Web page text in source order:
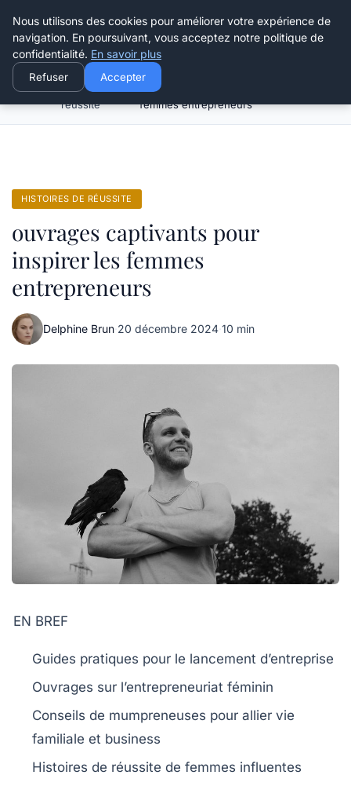
Henry Panky
Histoires de
réussite
ouvrages captivants pour inspirer les
femmes entrepreneurs
HISTOIRES DE RÉUSSITE
ouvrages captivants pour
inspirer les femmes
entrepreneurs
Delphine Brun·20 décembre 2024·10 min
EN BREF
Guides pratiques pour le lancement d’entreprise
Ouvrages sur l’entrepreneuriat féminin
Conseils de mumpreneuses pour allier vie
familiale et business
Histoires de réussite de femmes influentes
Nous utilisons des cookies pour améliorer votre expérience de
navigation. En poursuivant, vous acceptez notre politique de
confidentialité. En savoir plus
Refuser Accepter